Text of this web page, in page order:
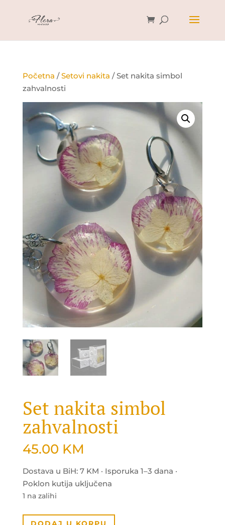
Početna /Setovi nakita / Set nakita simbol
zahvalnosti
Set nakita simbol
zahvalnosti
45.00 KM
Dostava u BiH: 7 KM · Isporuka 1–3 dana ·
Poklon kutija uključena
1 na zalihi
Set